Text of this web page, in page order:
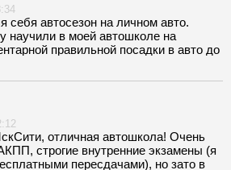
себя автосезон на личном авто.
научили в моей автошколе на
правильной посадки в авто до
и общего поведения на дороге.
не просто корочку получила, но
МскСити!
отличная автошкола! Очень
строгие внутренние экзамены (я
пересдачами), но зато в